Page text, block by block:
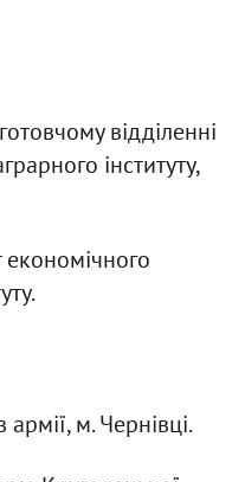
відділенні
інституту,
м. Чернівці.